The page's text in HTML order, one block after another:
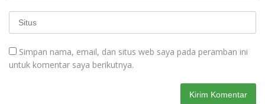
Simpan nama, email, dan situs web saya pada peramban ini
untuk komentar saya berikutnya.